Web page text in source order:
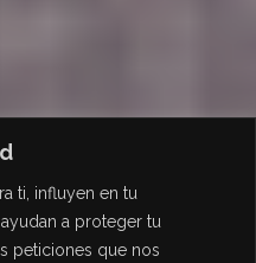
ti, influyen en tu
a proteger tu
peticiones que nos